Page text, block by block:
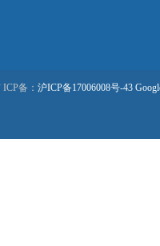
备： 沪ICP备17006008号-43